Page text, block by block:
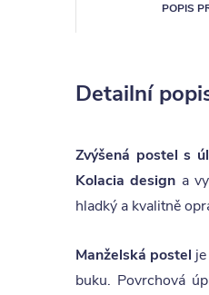
POPIS
Detailní
Zvýšená postel s
Kolacia design a
hladký a kvalitně
Manželská postel
buku. Povrchová